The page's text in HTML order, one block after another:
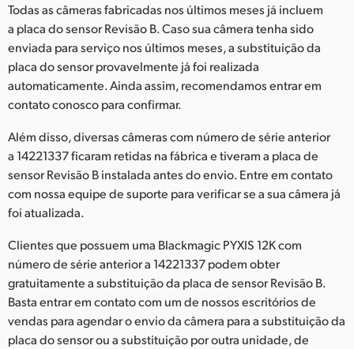
UAE
Ukraine
United Kingdom
Todas as câmeras fabricadas nos últimos meses já incluem
a placa do sensor Revisão B. Caso sua câmera tenha sido
enviada para serviço nos últimos meses, a substituição da
placa do sensor provavelmente já foi realizada
automaticamente. Ainda assim, recomendamos entrar em
contato conosco para confirmar.
Além disso, diversas câmeras com número de série anterior
a 14221337 ficaram retidas na fábrica e tiveram a placa de
sensor Revisão B instalada antes do envio. Entre em contato
com nossa equipe de suporte para verificar se a sua câmera já
foi atualizada.
Clientes que possuem uma Blackmagic PYXIS 12K com
número de série anterior a 14221337 podem obter
gratuitamente a substituição da placa de sensor Revisão B.
Basta entrar em contato com um de nossos escritórios de
vendas para agendar o envio da câmera para a substituição da
placa do sensor ou a substituição por outra unidade, de